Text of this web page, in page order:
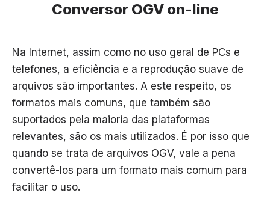
Conversor OGV on-line
Na Internet, assim como no uso geral de PCs e
telefones, a eficiência e a reprodução suave de
arquivos são importantes. A este respeito, os
formatos mais comuns, que também são
suportados pela maioria das plataformas
relevantes, são os mais utilizados. É por isso que
quando se trata de arquivos OGV, vale a pena
convertê-los para um formato mais comum para
facilitar o uso.